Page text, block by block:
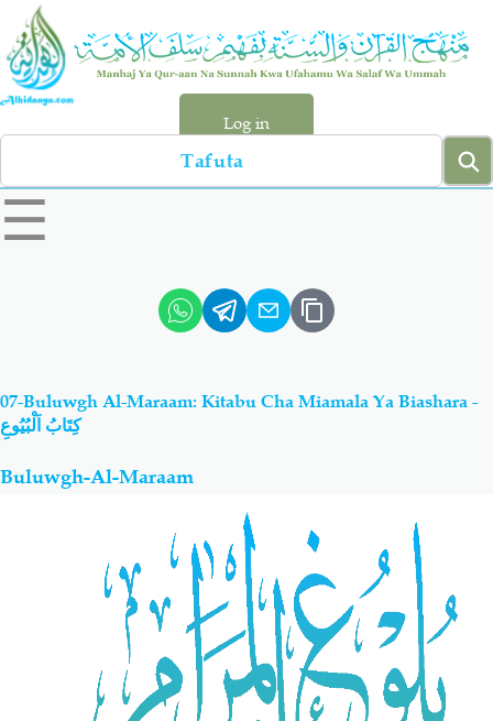
Skip
main
content
Log in
Search
left
sidebar
☰
Hadiyth
Aqiydah
Shirki & Kufru
Salaf Wa Ummah Firaq-Makundi
Fiqh-Ibaadah Duaa-Adhkaar
Fataawa Za Ulamaa Kauli Za Salaf
07-Buluwgh Al-Maraam: Kitabu Cha Miamala Ya Biashara -
كِتَابُ اَلْبُيُوعِ
Buluwgh-Al-Maraam